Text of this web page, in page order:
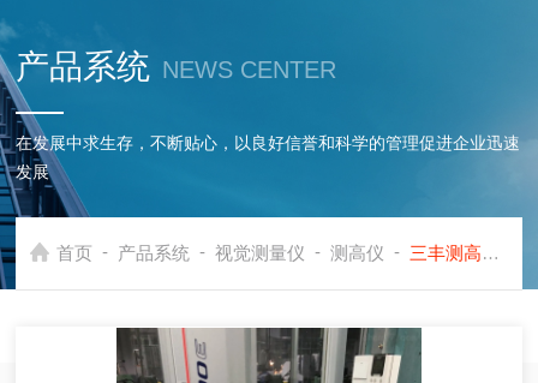
产品系统 NEWS CENTER
在发展中求生存，不断贴心，以良好信誉和科学的管理促进企业迅速
发展
首页 - 产品系统 - 视觉测量仪 - 测高仪 - 三丰测高仪厂家